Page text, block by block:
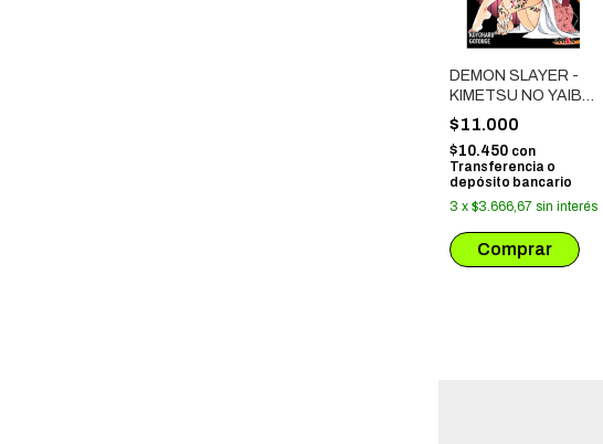
DEMON SLAYER -
KIMETSU NO YAIBA
# 11
$11.000
$10.450 con
Transferencia o
depósito bancario
3 x $3.666,67 sin interés